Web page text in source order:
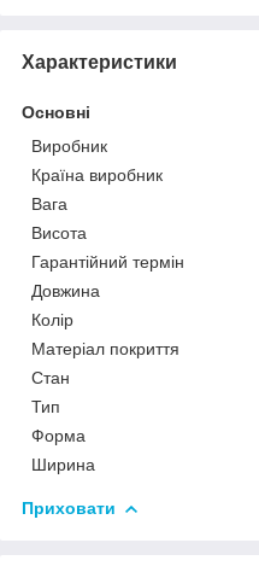
Характеристики
Основні
Виробник
Країна виробник
Вага
Висота
Гарантійний термін
Довжина
Колір
Матеріал покриття
Стан
Тип
Форма
Ширина
Приховати